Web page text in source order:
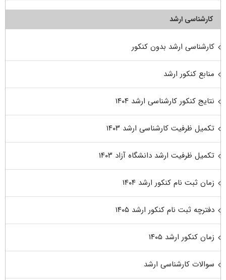
کارشناسی ارشد
کارشناسی ارشد بدون کنکور
منابع کنکور ارشد
نتایج کنکور کارشناسی ارشد ۱۴۰۴
تکمیل ظرفیت کارشناسی ارشد ۱۴۰۳
تکمیل ظرفیت ارشد دانشگاه آزاد ۱۴۰۳
زمان ثبت نام کنکور ارشد ۱۴۰۴
دفترچه ثبت نام کنکور ارشد ۱۴۰۵
زمان کنکور ارشد ۱۴۰۵
سوالات کارشناسی ارشد